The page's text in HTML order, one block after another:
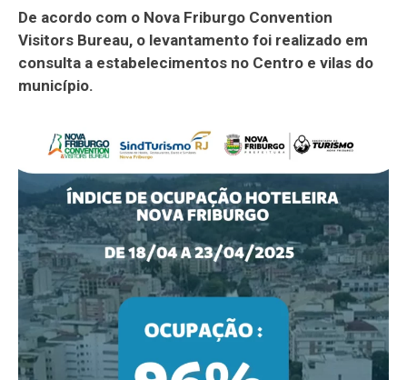
De acordo com o Nova Friburgo Convention
Visitors Bureau, o levantamento foi realizado em
consulta a estabelecimentos no Centro e vilas do
município.